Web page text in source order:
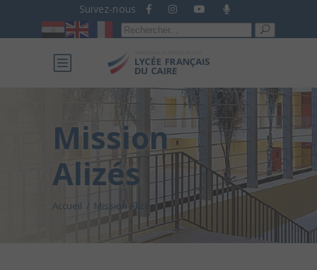
Suivez-nous
Recherche
pour :
Mission
Alizés
Accueil / Mission Alizés